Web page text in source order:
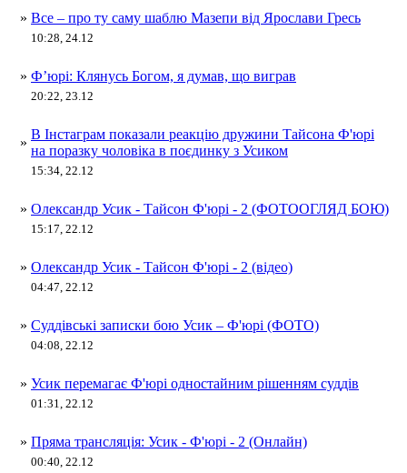
» Все – про ту саму шаблю Мазепи від Ярослави Гресь
10:28, 24.12
» Ф’юрі: Клянусь Богом, я думав, що виграв
20:22, 23.12
»
В Інстаграм показали реакцію дружини Тайсона Ф'юрі
на поразку чоловіка в поєдинку з Усиком
15:34, 22.12
» Олександр Усик - Тайсон Ф'юрі - 2 (ФОТООГЛЯД БОЮ)
15:17, 22.12
» Олександр Усик - Тайсон Ф'юрі - 2 (відео)
04:47, 22.12
» Суддівські записки бою Усик – Ф'юрі (ФОТО)
04:08, 22.12
» Усик перемагає Ф'юрі одностайним рішенням суддів
01:31, 22.12
» Пряма трансляція: Усик - Ф'юрі - 2 (Онлайн)
00:40, 22.12